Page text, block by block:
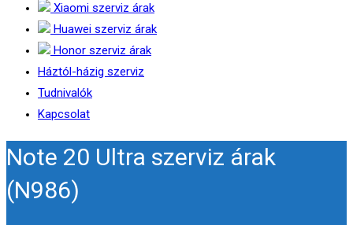
Xiaomi szerviz árak
Huawei szerviz árak
Honor szerviz árak
Háztól-házig szerviz
Tudnivalók
Kapcsolat
Note 20 Ultra szerviz árak
(N986)